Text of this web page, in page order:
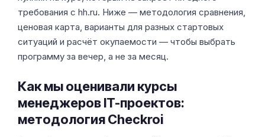
требования с hh.ru. Ниже — методология сравнения,
ценовая карта, варианты для разных стартовых
ситуаций и расчёт окупаемости — чтобы выбрать
программу за вечер, а не за месяц.
Как мы оценивали курсы
менеджеров IT-проектов:
методология Checkroi